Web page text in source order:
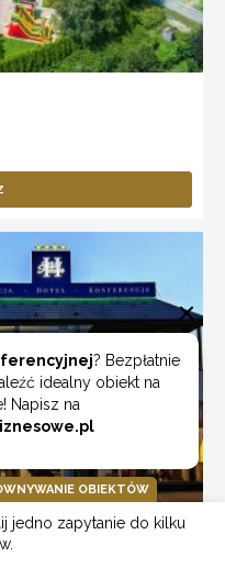
? Bezpłatnie
idealny obiekt na
Napisz na
OBIEKTÓW
jedno zapytanie do kilku